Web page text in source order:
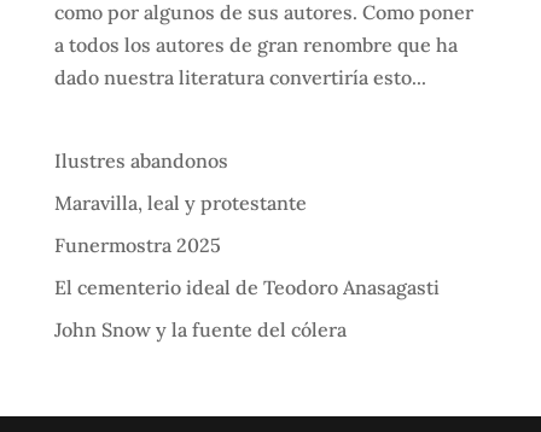
como por algunos de sus autores. Como poner
a todos los autores de gran renombre que ha
dado nuestra literatura convertiría esto...
Ilustres abandonos
Maravilla, leal y protestante
Funermostra 2025
El cementerio ideal de Teodoro Anasagasti
John Snow y la fuente del cólera